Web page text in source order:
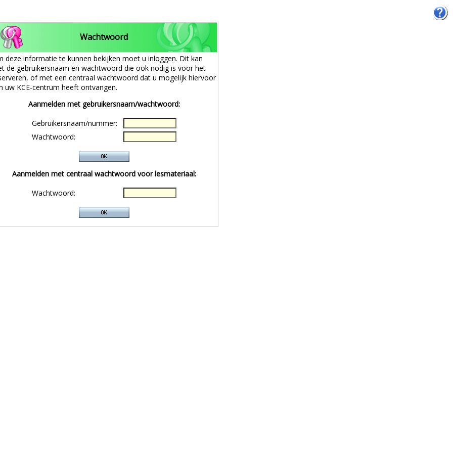
Wachtwoord
deze informatie te kunnen bekijken moet u inloggen. Dit kan
de gebruikersnaam en wachtwoord die ook nodig is voor het
of met een centraal wachtwoord dat u mogelijk hiervoor
uw KCE-centrum heeft ontvangen.
Aanmelden met gebruikersnaam/wachtwoord:
Gebruikersnaam/nummer:
Wachtwoord:
Aanmelden met centraal wachtwoord voor lesmateriaal:
Wachtwoord: